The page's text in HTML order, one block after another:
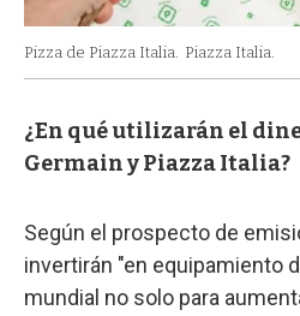
Pizza de Piazza Italia. Piazza Italia.
¿En qué utilizarán el
Germain y Piazza Italia?
Según el prospecto de
invertirán "en equipamiento
mundial no solo para